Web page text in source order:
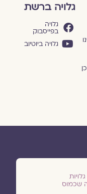
גלויה ברשת
גלויה
בפייסבוק
גלויה ביוטיוב